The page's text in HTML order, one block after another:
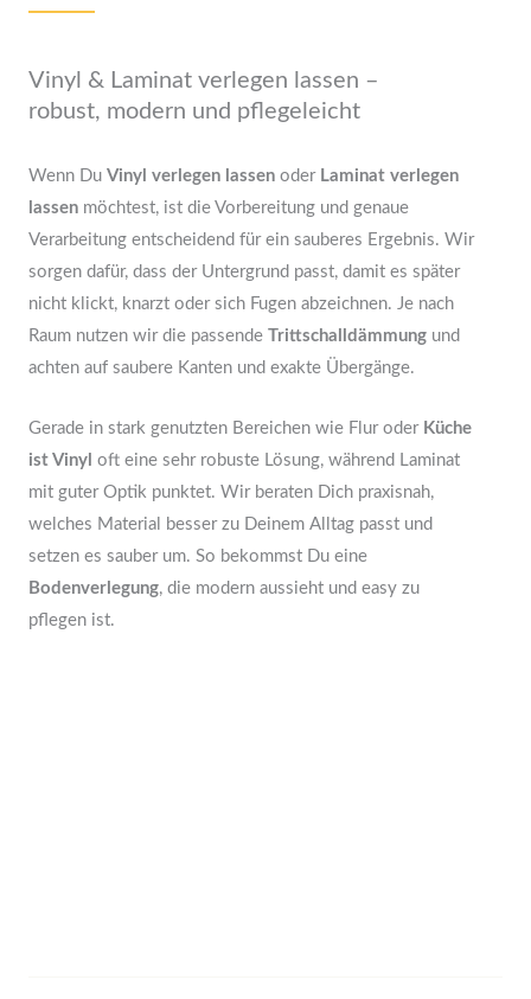
Vinyl & Laminat verlegen lassen –
robust, modern und pflegeleicht
Wenn Du Vinyl verlegen lassen oder Laminat verlegen
lassen möchtest, ist die Vorbereitung und genaue
Verarbeitung entscheidend für ein sauberes Ergebnis. Wir
sorgen dafür, dass der Untergrund passt, damit es später
nicht klickt, knarzt oder sich Fugen abzeichnen. Je nach
Raum nutzen wir die passende Trittschalldämmung und
achten auf saubere Kanten und exakte Übergänge.
Gerade in stark genutzten Bereichen wie Flur oder Küche
ist Vinyl oft eine sehr robuste Lösung, während Laminat
mit guter Optik punktet. Wir beraten Dich praxisnah,
welches Material besser zu Deinem Alltag passt und
setzen es sauber um. So bekommst Du eine
Bodenverlegung, die modern aussieht und easy zu
pflegen ist.